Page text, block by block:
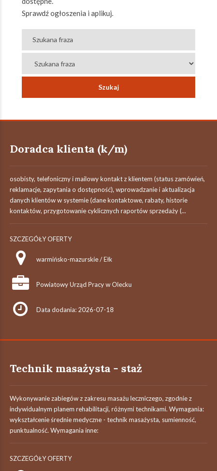
Sprawdź ogłoszenia i aplikuj.
Doradca klienta (k/m)
osobisty, telefoniczny i mailowy kontakt z klientem (status zamówień,
reklamacje, zapytania o dostępność), wprowadzanie i aktualizacja
danych klientów w systemie (dane kontaktowe, rabaty, historie
kontaktów, przygotowanie cyklicznych raportów sprzedaży (...
SZCZEGÓŁY OFERTY
warmińsko-mazurskie / Ełk
Powiatowy Urząd Pracy w Olecku
Data dodania: 2026-07-18
Technik masażysta - staż
Wykonywanie zabiegów z zakresu masażu leczniczego, zgodnie z
indywidualnym planem rehabilitacji, różnymi technikami. Wymagania:
wykształcenie średnie medyczne - technik masażysta, sumienność,
punktualność. Wymagania inne:
SZCZEGÓŁY OFERTY